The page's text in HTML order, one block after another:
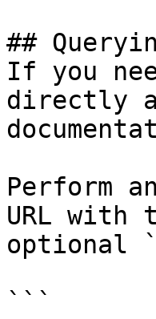
##
If you
directly
Perform
URL with
optional
```